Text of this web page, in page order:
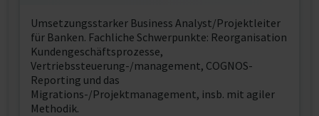
Umsetzungsstarker Business Analyst/Projektleiter
für Banken. Fachliche Schwerpunkte: Reorganisation
Kundengeschäftsprozesse,
Vertriebssteuerung-/management, COGNOS-
Reporting und das
Migrations-/Projektmanagement, insb. mit agiler
Methodik.